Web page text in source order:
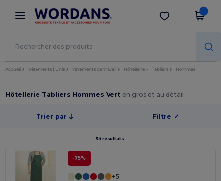
× Appli Wordans
Meilleurs prix sur l’app !
Obtenir l'appli
Accueil Vêtements | Unis Vêtements de travail Hôtellerie Tabliers Hommes
Hôtellerie Tabliers Hommes Vert en gros et au détail
Trier par Filtre ✓
34 résultats.
-75%
+5